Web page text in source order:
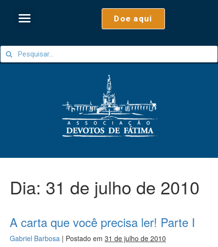
Doe aqui
Dia: 31 de julho de 2010
A carta que você precisa ler! Parte I
Gabriel Barbosa | Postado em 31 de julho de 2010